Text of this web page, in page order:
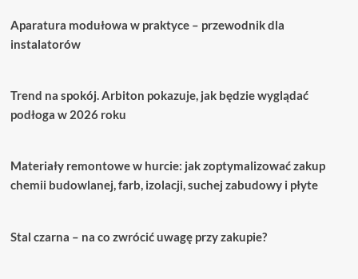
Aparatura modułowa w praktyce – przewodnik dla
instalatorów
Trend na spokój. Arbiton pokazuje, jak będzie wyglądać
podłoga w 2026 roku
Materiały remontowe w hurcie: jak zoptymalizować zakup
chemii budowlanej, farb, izolacji, suchej zabudowy i płyte
Stal czarna – na co zwrócić uwagę przy zakupie?